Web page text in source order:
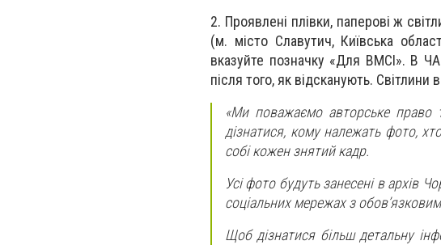
2. Проявлені плівки, паперові ж
(м. місто Славутич, Київська
вказуйте позначку «Для ВМСІ». В
після того, як відсканують.
«Ми поважаємо авторське право
дізнатися, кому належать фото,
собі кожен знятий кадр.
Усі фото будуть занесені в архів
соціальних мережах з
Щоб дізнатися більш детальну